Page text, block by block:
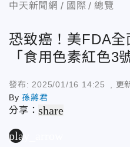
中天新聞網 國際 總覽
恐致癌！美FDA
「食用色素紅色3
發布: 2025/01/16 14:25 , 更
By孫蔣君
分享：share
play_arrow